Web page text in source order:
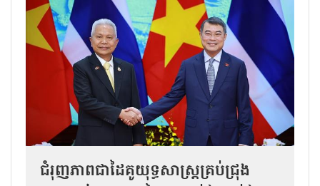
ជំរុញភាពជាដៃគូយុទ្ធសាស្ត្រគ្រប់ជ្រុង